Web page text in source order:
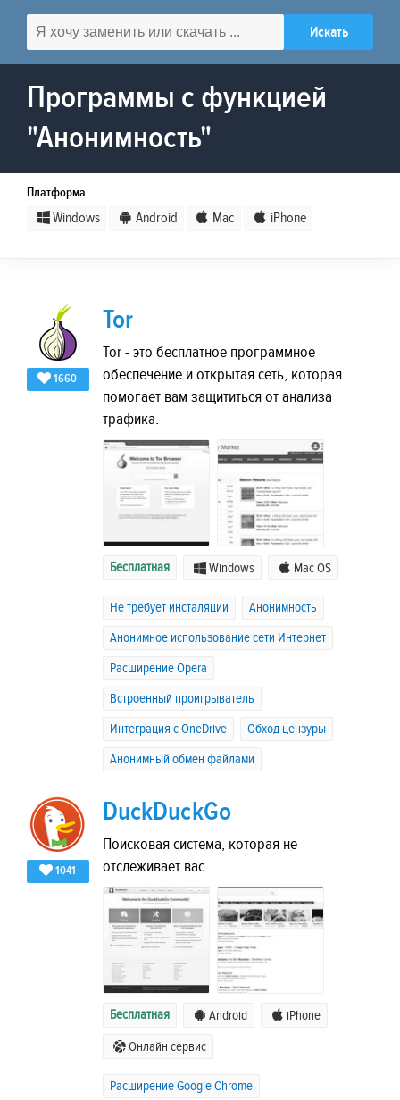
Программы с функцией
"Анонимность"
Платформа
Windows Android Mac iPhone
1660
Tor
Tor - это бесплатное программное
обеспечение и открытая сеть, которая
помогает вам защититься от анализа
трафика.
Бесплатная Windows Mac OS
Не требует инсталяции
Анонимность
Анонимное использование сети Интернет
Расширение Opera
Встроенный проигрыватель
Интеграция с OneDrive
Обход цензуры
Анонимный обмен файлами
1041
DuckDuckGo
Поисковая система, которая не
отслеживает вас.
Бесплатная Android iPhone
Онлайн сервис
Расширение Google Chrome